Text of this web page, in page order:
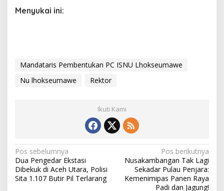
Menyukai ini:
Mandataris Pembentukan PC ISNU Lhokseumawe
Nu lhokseumawe
Rektor
Ikuti Kami
N
a
v
Pos sebelumnya
Dua Pengedar Ekstasi
Dibekuk di Aceh Utara, Polisi
Sita 1.107 Butir Pil Terlarang
Pos berikutnya
Nusakambangan Tak Lagi
Sekadar Pulau Penjara:
Kemenimipas Panen Raya
Padi dan Jagung!